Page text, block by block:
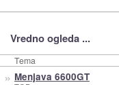
Vredno ogleda ...
Tema
» Menjava 6600GT